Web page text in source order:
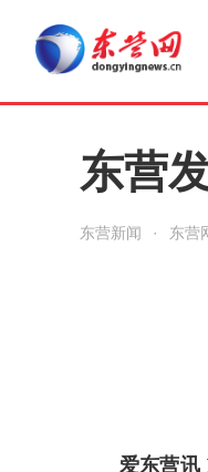
东营
东营新闻 · 东营
爱东营讯